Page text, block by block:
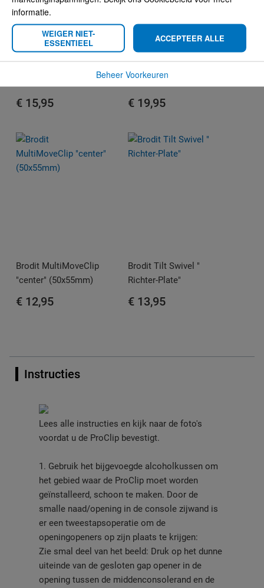
Brodit MultiMoveClip
€ 15,95
Brodit MultiMoveClip
screws, High Strength
€ 19,95
Brodit MultiMoveClip
"center" (50x55mm)
€ 12,95
Brodit Tilt Swivel "
Richter-Plate"
€ 13,95
Instructies
Lees alle instructies en kijk naar de foto's
voordat u de ProClip bevestigt.
1. Gebruik het bijgevoegde alcoholkussen om
het gebied waar de ProClip moet worden
geïnstalleerd, schoon te maken. Door de
smalle naad/opening in de console zijwand is
er een tweestapsoperatie om de
openingopeners op zijn plaats te krijgen:
Zie smal deel van het beeld: Druk op het dunne
uiteinde van de gesloten gap opener in de
opening tussen de middenconsolerand en de
informatie.
WEIGER NIET-
ESSENTIEEL
ACCEPTEER ALLE
Beheer Voorkeuren